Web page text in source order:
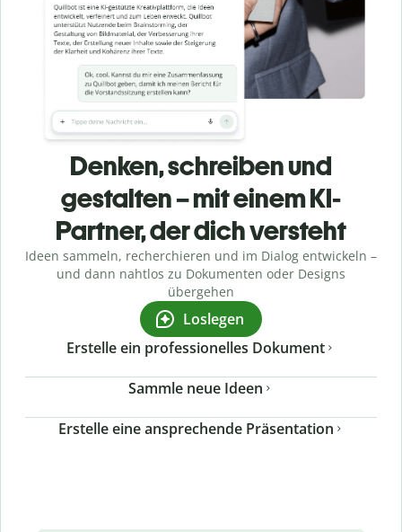
Denken, schreiben und
gestalten – mit einem KI-
Partner, der dich versteht
Ideen sammeln, recherchieren und im Dialog entwickeln –
und dann nahtlos zu Dokumenten oder Designs
übergehen
Loslegen
Erstelle ein professionelles Dokument
Sammle neue Ideen
Erstelle eine ansprechende Präsentation